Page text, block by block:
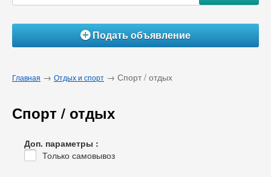
ÁПодать объявление
Главная → Отдых и спорт → Спорт / отдых
Спорт / отдых
Доп. параметры :
Только самовывоз